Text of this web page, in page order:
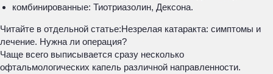
комбинированные: Тиотриазолин, Дексона.
Читайте в отдельной статье:Незрелая катаракта: симптомы и
лечение. Нужна ли операция?
Чаще всего выписывается сразу несколько
офтальмологических капель различной направленности.